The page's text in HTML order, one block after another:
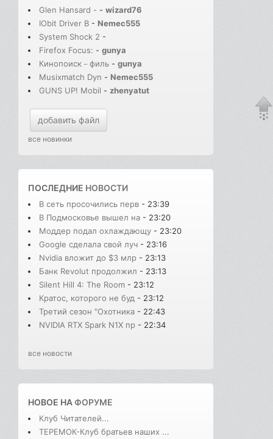
Glen Hansard - - wizard76
IObit Driver B - Nemec555
System Shock 2 -
Firefox Focus: - gunya
Кинопоиск－филь - gunya
Musixmatch Dyn - Nemec555
GUNS UP! Mobil - zhenyatut
добавить файл
все новинки
ПОСЛЕДНИЕ НОВОСТИ
В сеть просочились перв - 23:39
В Подмосковье вышел на - 23:20
Моддер подал охлаждающу - 23:20
Google сделала свой луч - 23:16
Nvidia вложит до $3 млр - 23:13
Банк Revolut продолжил - 23:13
Silent Hill 4: The Room - 23:12
Кратос, которого не буд - 23:12
Третий сезон "Охотника - 22:43
NVIDIA RTX Spark N1X пр - 22:34
все новости
НОВОЕ НАФОРУМЕ
Клуб Читателей...
ТЕРЕМОК-Клуб братьев наших ...